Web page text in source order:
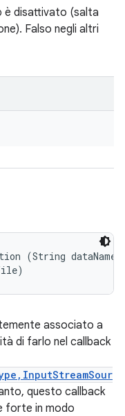
è disattivato (salta
Falso negli altri
(String
associato a
di farlo nel callback
questo callback
forte in modo